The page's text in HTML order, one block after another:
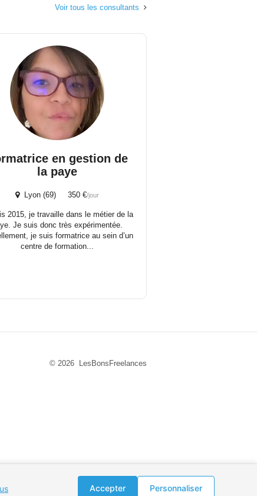
Voir tous les consultants
en gestion de
la paye
Lyon (69) 350 €/jour
2015, je travaille dans le métier de la
Je suis donc très expérimentée.
je suis formatrice au sein d’un
centre de formation...
© 2026 LesBonsFreelances
Accepter Personnaliser